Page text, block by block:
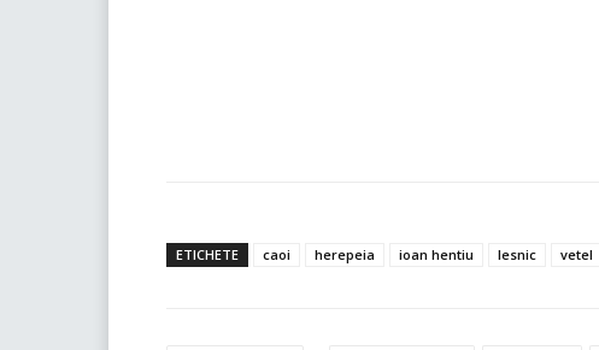
ETICHETE caoi herepeia ioan hentiu lesnic vetel